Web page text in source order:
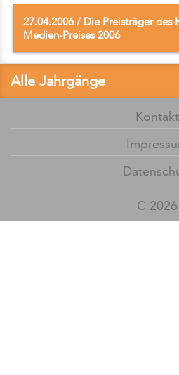
27.04.2006/ Die Preisträger des
Medien-Preises 2006
Alle Jahrgänge
Kontakt
C 2026